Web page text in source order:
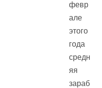
февр
але
этого
года
средн
яя
зараб